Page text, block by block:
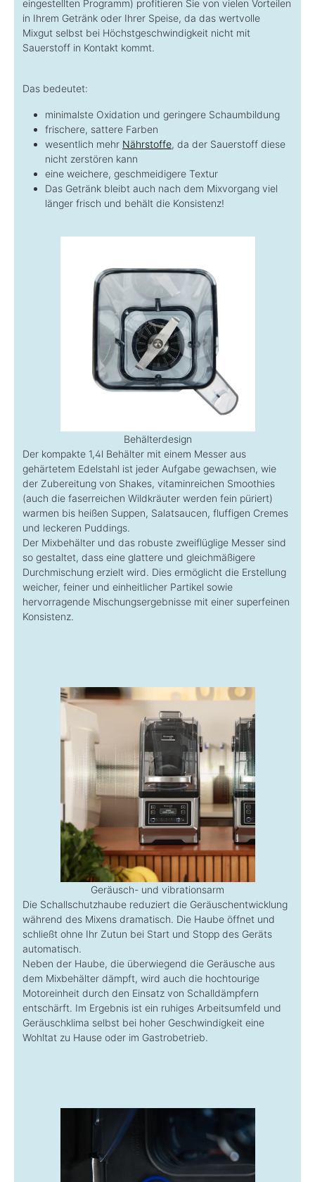
eingestellten Programm) profitieren Sie von vielen Vorteilen
in Ihrem Getränk oder Ihrer Speise, da das wertvolle
Mixgut selbst bei Höchstgeschwindigkeit nicht mit
Sauerstoff in Kontakt kommt.
Das bedeutet:
minimalste Oxidation und geringere Schaumbildung
frischere, sattere Farben
wesentlich mehr Nährstoffe, da der Sauerstoff diese
nicht zerstören kann
eine weichere, geschmeidigere Textur
Das Getränk bleibt auch nach dem Mixvorgang viel
länger frisch und behält die Konsistenz!
Behälterdesign
Der kompakte 1,4l Behälter mit einem Messer aus
gehärtetem Edelstahl ist jeder Aufgabe gewachsen, wie
der Zubereitung von Shakes, vitaminreichen Smoothies
(auch die faserreichen Wildkräuter werden fein püriert)
warmen bis heißen Suppen, Salatsaucen, fluffigen Cremes
und leckeren Puddings.
Der Mixbehälter und das robuste zweiflüglige Messer sind
so gestaltet, dass eine glattere und gleichmäßigere
Durchmischung erzielt wird. Dies ermöglicht die Erstellung
weicher, feiner und einheitlicher Partikel sowie
hervorragende Mischungsergebnisse mit einer superfeinen
Konsistenz.
Geräusch- und vibrationsarm
Die Schallschutzhaube reduziert die Geräuschentwicklung
während des Mixens dramatisch. Die Haube öffnet und
schließt ohne Ihr Zutun bei Start und Stopp des Geräts
automatisch.
Neben der Haube, die überwiegend die Geräusche aus
dem Mixbehälter dämpft, wird auch die hochtourige
Motoreinheit durch den Einsatz von Schalldämpfern
entschärft. Im Ergebnis ist ein ruhiges Arbeitsumfeld und
Geräuschklima selbst bei hoher Geschwindigkeit eine
Wohltat zu Hause oder im Gastrobetrieb.